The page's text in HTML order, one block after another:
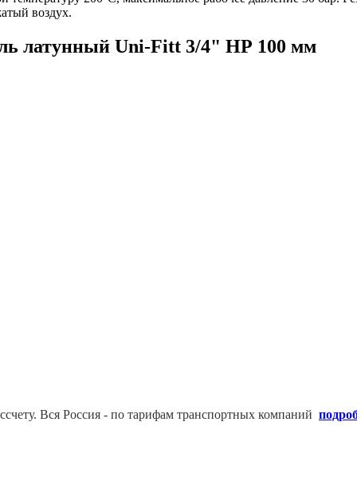
воздух.
латунный Uni-Fitt 3/4" НР 100 мм
Вся Россия - по тарифам транспортных компаний